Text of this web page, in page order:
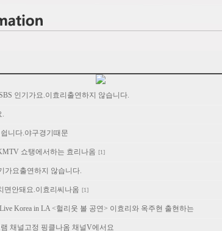
인기가요.이효리출연하지 않습니다.
.
니다.야구경기때문
쇼탱에서하는 효리나옴 [1]
가요출연하지 않습니다.
면안돼요.이효리씨나옴 [1]
Korea in LA <헐리웃 볼 공연> 이효리와 옥주현 출현하는
채널고정 핑클나옴 채널V에서요